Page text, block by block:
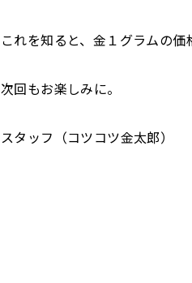
これを知ると、金１グラムの価
次回もお楽しみに。
スタッフ（コツコツ金太郎）